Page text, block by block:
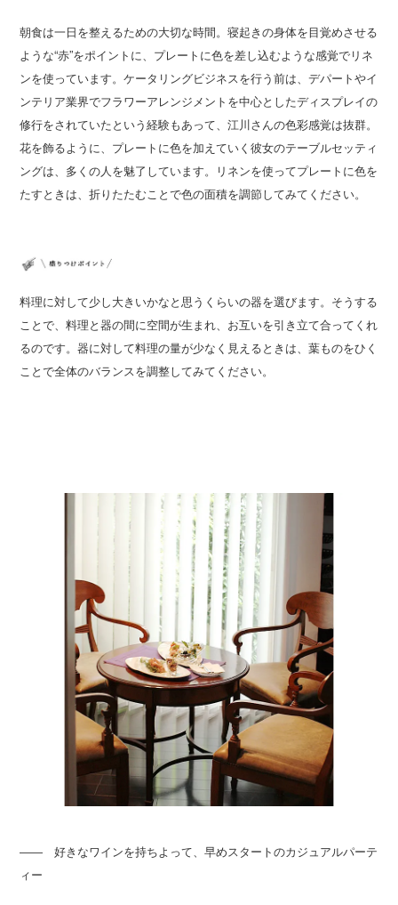
朝食は一日を整えるための大切な時間。寝起きの身体を目覚めさせる
ような“赤”をポイントに、プレートに色を差し込むような感覚でリネ
ンを使っています。ケータリングビジネスを行う前は、デパートやイ
ンテリア業界でフラワーアレンジメントを中心としたディスプレイの
修行をされていたという経験もあって、江川さんの色彩感覚は抜群。
花を飾るように、プレートに色を加えていく彼女のテーブルセッティ
ングは、多くの人を魅了しています。リネンを使ってプレートに色を
たすときは、折りたたむことで色の面積を調節してみてください。
料理に対して少し大きいかなと思うくらいの器を選びます。そうする
ことで、料理と器の間に空間が生まれ、お互いを引き立て合ってくれ
るのです。器に対して料理の量が少なく見えるときは、葉ものをひく
ことで全体のバランスを調整してみてください。
―― 好きなワインを持ちよって、早めスタートのカジュアルパーテ
ィー